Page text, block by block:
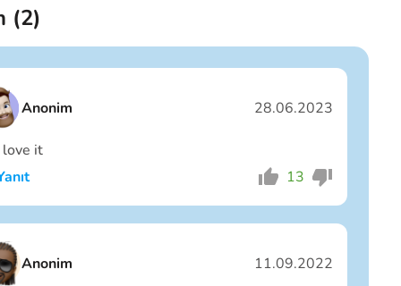
(2)
Anonim 28.06.2023
love it
13
Ben erkeğim
Ben kızım
Anonim 11.09.2022